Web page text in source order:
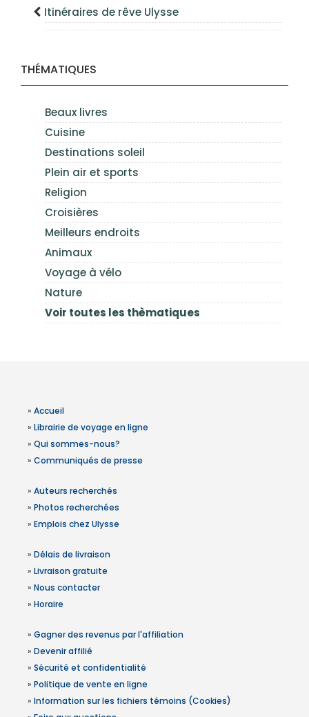
Itinéraires de rêve Ulysse
THÉMATIQUES
Beaux livres
Cuisine
Destinations soleil
Plein air et sports
Religion
Croisières
Meilleurs endroits
Animaux
Voyage à vélo
Nature
Voir toutes les thèmatiques
» Accueil
» Librairie de voyage en ligne
» Qui sommes-nous?
» Communiqués de presse
» Auteurs recherchés
» Photos recherchées
» Emplois chez Ulysse
» Délais de livraison
» Livraison gratuite
» Nous contacter
» Horaire
» Gagner des revenus par l'affiliation
» Devenir affilié
» Sécurité et confidentialité
» Politique de vente en ligne
» Information sur les fichiers témoins (Cookies)